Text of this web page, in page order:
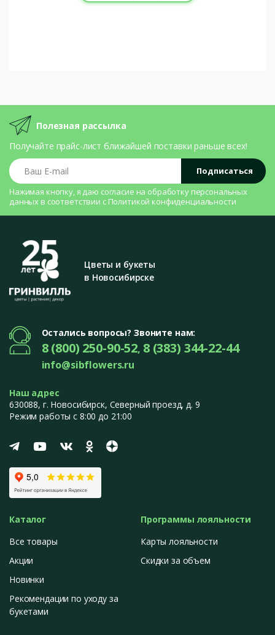
Полезная рассылка
Получайте прайс-лист ближайшей поставки раньше всех!
Ваш E-mail
Подписаться
Нажимая кнопку, я даю согласие на обработку персональных
данных в соответствии с Политикой конфиденциальности
Цветы и букеты
в Новосибирске
Остались вопросы? Звоните нам:
8 (800) 250-90-52, 8 (383) 344-22-44
info@sibflowers.ru
Наш адрес
630088, г. Новосибирск, Северный проезд, д. 9
Режим работы с 8:00 до 21:00
Каталог
Все товары
Акции
Новинки
Рекомендации по уходу за
букетами
Программы лояльности
Карты лояльности
Скидки за объем